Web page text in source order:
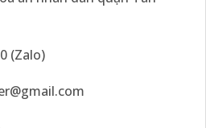
(Zalo)